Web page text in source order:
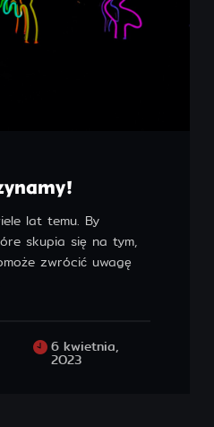
lat temu. By
skupia się na tym,
zwrócić uwagę
6 kwietnia,
2023
Developed by